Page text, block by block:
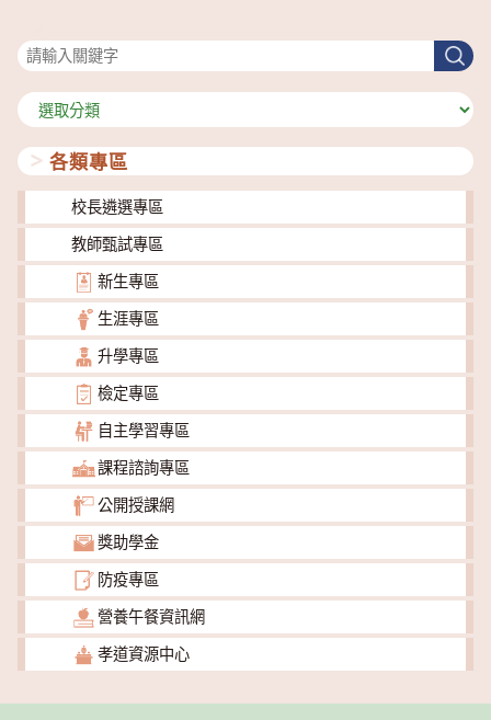
搜
尋
分
類
各類專區
校長遴選專區
教師甄試專區
新生專區
生涯專區
升學專區
檢定專區
自主學習專區
課程諮詢專區
公開授課網
獎助學金
防疫專區
營養午餐資訊網
孝道資源中心